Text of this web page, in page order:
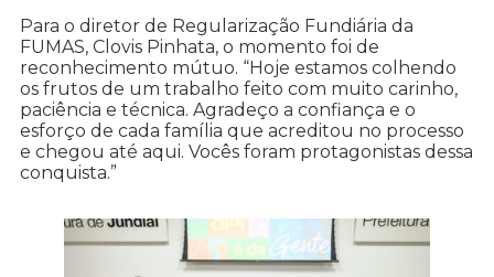
Para o diretor de Regularização Fundiária da
FUMAS, Clovis Pinhata, o momento foi de
reconhecimento mútuo. “Hoje estamos colhendo
os frutos de um trabalho feito com muito carinho,
paciência e técnica. Agradeço a confiança e o
esforço de cada família que acreditou no processo
e chegou até aqui. Vocês foram protagonistas dessa
conquista.”